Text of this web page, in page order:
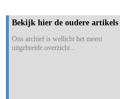
Bekijk hier de oudere artikels
Ons archief is wellicht het meest
uitgebreide overzicht...